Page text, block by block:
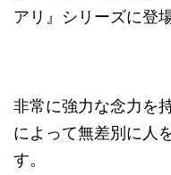
アリ』シリーズに登
非常に強力な念力を
によって無差別に人
す。